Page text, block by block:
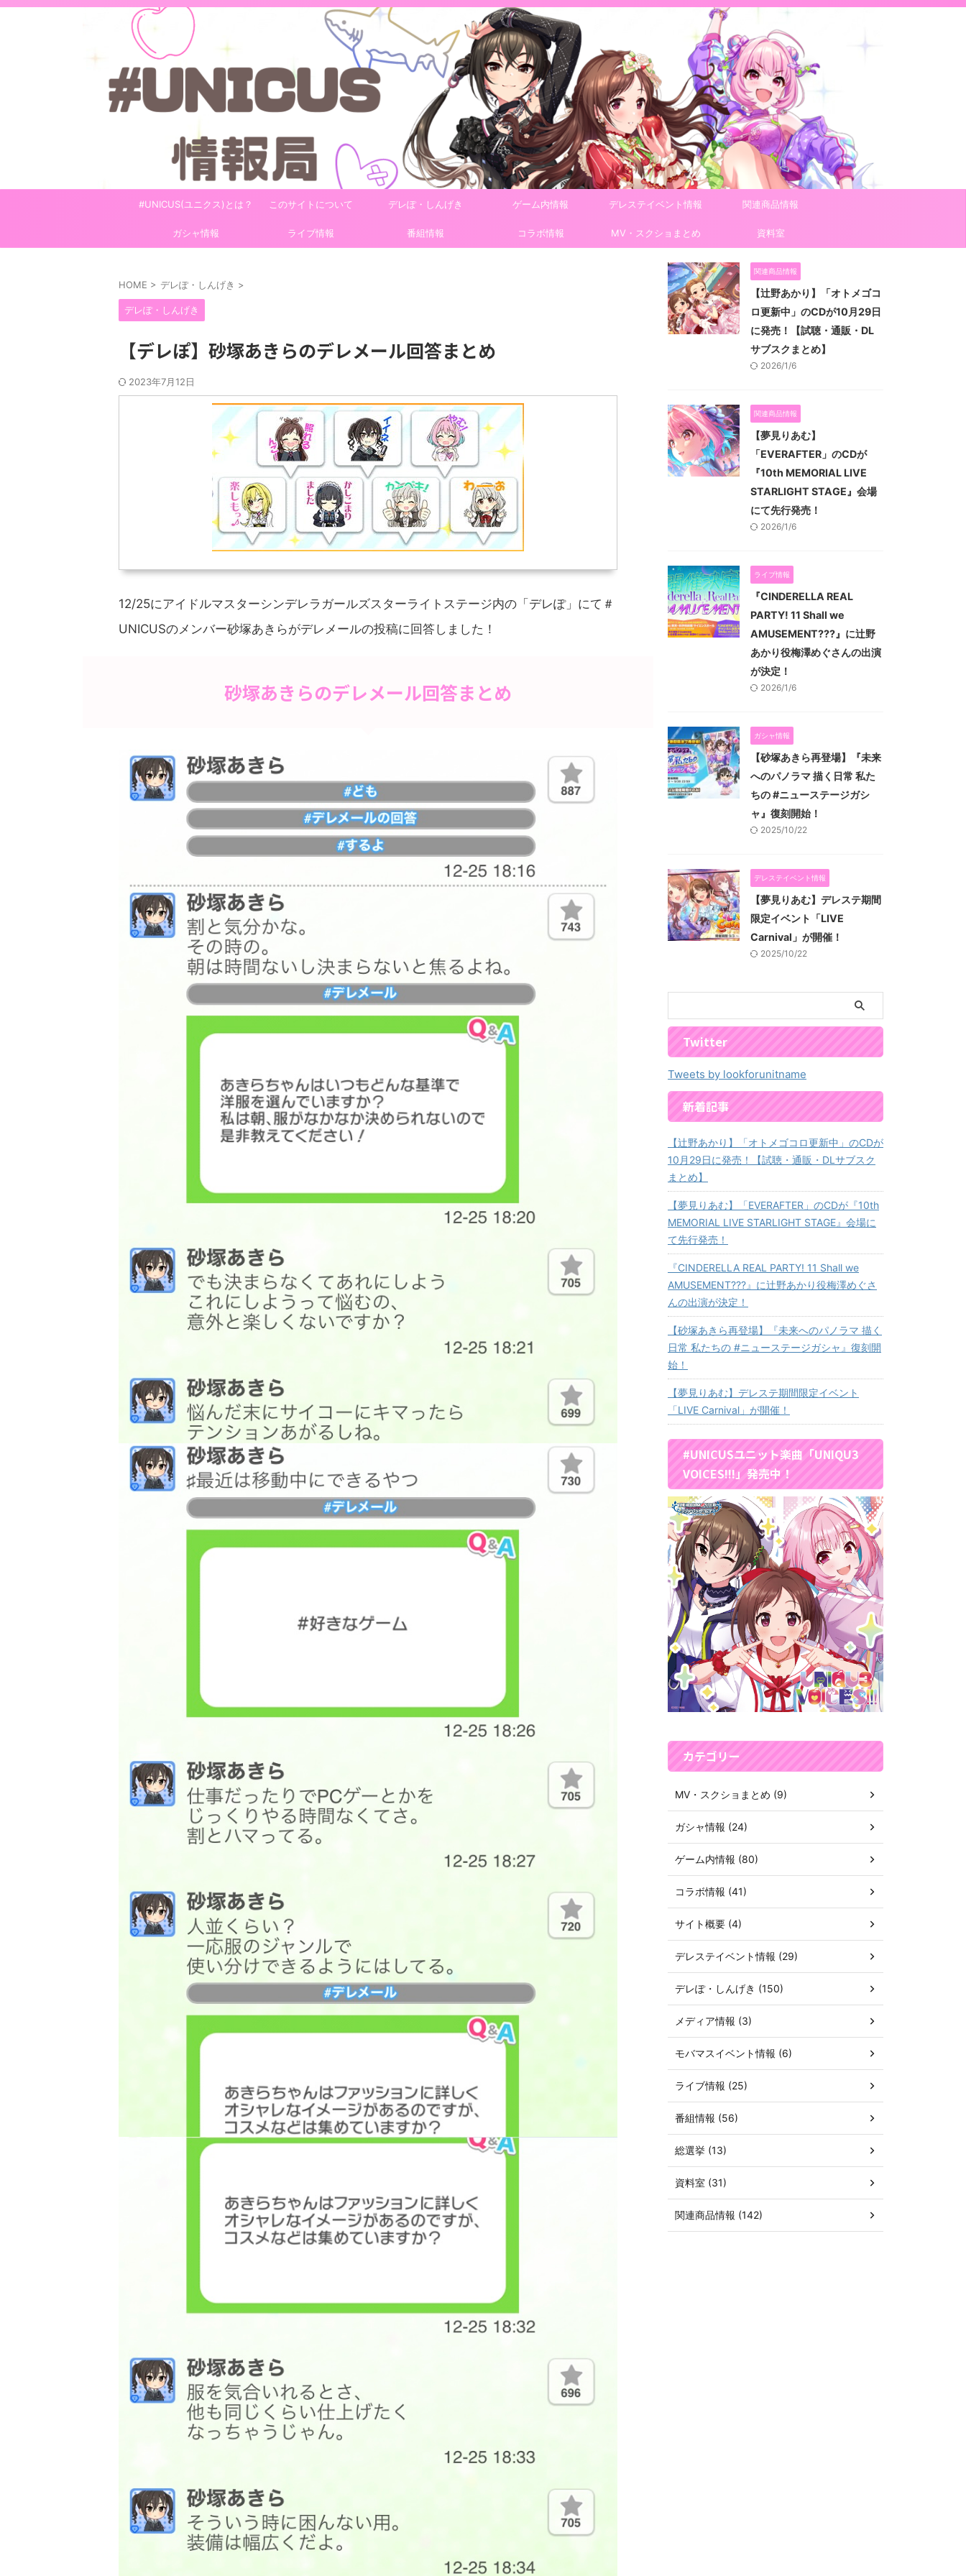
#UNICUS(ユニクス)とは？ このサイトについて デレぽ・しんげき ゲーム内情報 デレステイベント情報 関連商品情報
ガシャ情報 ライブ情報 番組情報 コラボ情報 MV・スクショまとめ 資料室
HOME > デレぽ・しんげき >
デレぽ・しんげき
【デレぽ】砂塚あきらのデレメール回答まとめ
2023年7月12日
12/25にアイドルマスターシンデレラガールズスターライトステージ内の「デレぽ」にて＃
UNICUSのメンバー砂塚あきらがデレメールの投稿に回答しました！
砂塚あきらのデレメール回答まとめ
関連商品情報
【辻野あかり】「オトメゴコ
ロ更新中」のCDが10月29日
に発売！【試聴・通販・DL
サブスクまとめ】
2026/1/6
関連商品情報
【夢見りあむ】
「EVERAFTER」のCDが
『10th MEMORIAL LIVE
STARLIGHT STAGE』会場
にて先行発売！
2026/1/6
ライブ情報
『CINDERELLA REAL
PARTY! 11 Shall we
AMUSEMENT???』に辻野
あかり役梅澤めぐさんの出演
が決定！
2026/1/6
ガシャ情報
【砂塚あきら再登場】『未来
へのパノラマ 描く日常 私た
ちの #ニューステージガシ
ャ』復刻開始！
2025/10/22
デレステイベント情報
【夢見りあむ】デレステ期間
限定イベント「LIVE
Carnival」が開催！
2025/10/22
Twitter
Tweets by lookforunitname
新着記事
【辻野あかり】「オトメゴコロ更新中」のCDが
10月29日に発売！【試聴・通販・DLサブスク
まとめ】
【夢見りあむ】「EVERAFTER」のCDが『10th
MEMORIAL LIVE STARLIGHT STAGE』会場に
て先行発売！
『CINDERELLA REAL PARTY! 11 Shall we
AMUSEMENT???』に辻野あかり役梅澤めぐさ
んの出演が決定！
【砂塚あきら再登場】『未来へのパノラマ 描く
日常 私たちの #ニューステージガシャ』復刻開
始！
【夢見りあむ】デレステ期間限定イベント
「LIVE Carnival」が開催！
#UNICUSユニット楽曲「UNIQU3
VOICES!!!」発売中！
カテゴリー
MV・スクショまとめ (9)
ガシャ情報 (24)
ゲーム内情報 (80)
コラボ情報 (41)
サイト概要 (4)
デレステイベント情報 (29)
デレぽ・しんげき (150)
メディア情報 (3)
モバマスイベント情報 (6)
ライブ情報 (25)
番組情報 (56)
総選挙 (13)
資料室 (31)
関連商品情報 (142)